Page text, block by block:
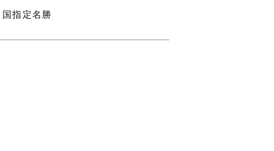
国指定名勝